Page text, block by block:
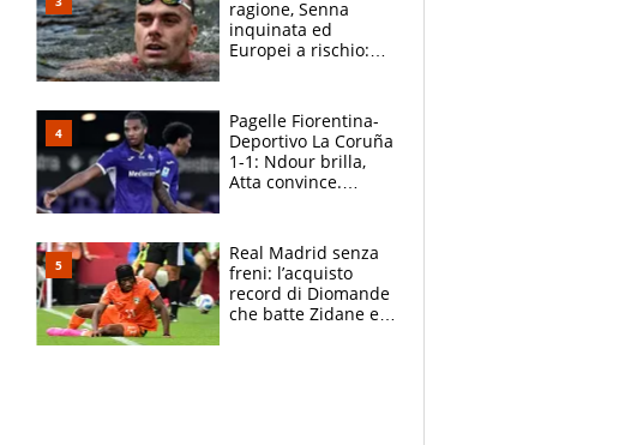
ragione, Senna
inquinata ed
Europei a rischio:
adesso
Pagelle Fiorentina-
Deportivo La Coruña
1-1: Ndour brilla,
Atta convince.
Real Madrid senza
freni: l’acquisto
record di Diomande
che batte Zidane e